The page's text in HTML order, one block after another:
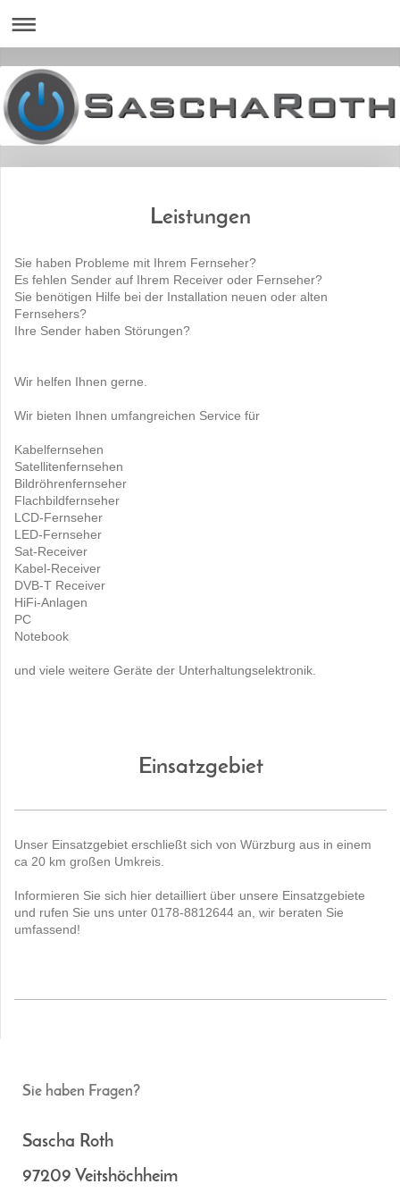
Leistungen
Sie haben Probleme mit Ihrem Fernseher?
Es fehlen Sender auf Ihrem Receiver oder Fernseher?
Sie benötigen Hilfe bei der Installation neuen oder alten
Fernsehers?
Ihre Sender haben Störungen?
Wir helfen Ihnen gerne.
Wir bieten Ihnen umfangreichen Service für
Kabelfernsehen
Satellitenfernsehen
Bildröhrenfernseher
Flachbildfernseher
LCD-Fernseher
LED-Fernseher
Sat-Receiver
Kabel-Receiver
DVB-T Receiver
HiFi-Anlagen
PC
Notebook
und viele weitere Geräte der Unterhaltungselektronik.
Einsatzgebiet
Unser Einsatzgebiet erschließt sich von Würzburg aus in einem
ca 20 km großen Umkreis.
Informieren Sie sich hier detailliert über unsere Einsatzgebiete
und rufen Sie uns unter 0178-8812644 an, wir beraten Sie
umfassend!
Sie haben Fragen?
Sascha Roth
97209 Veitshöchheim